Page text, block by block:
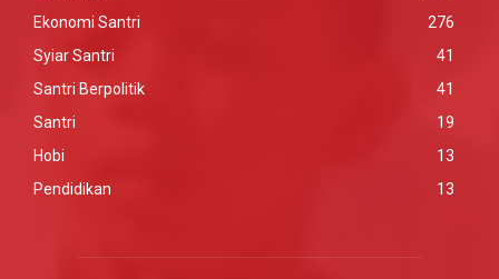
Ekonomi Santri
276
Syiar Santri
41
Santri Berpolitik
41
Santri
19
Hobi
13
Pendidikan
13